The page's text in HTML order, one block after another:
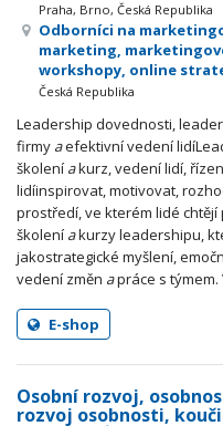
Praha, Brno, Česká Republika
Odborníci na
marketing,
workshopy, online
Česká Republika
Leadership dovednosti,
firmy aefektivní vedení
školení akurz, vedení lidí,
lidíinspirovat, motivovat,
prostředí, ve kterém lidé chtějí
školení akurzy leadershipu,
jakostrategické myšlení,
vedení změn apráce s týmem.
E-shop
Osobní rozvoj,
rozvoj osobnosti,